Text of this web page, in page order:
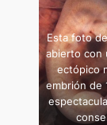
Esta foto
abierto con
ectópico
embrión de